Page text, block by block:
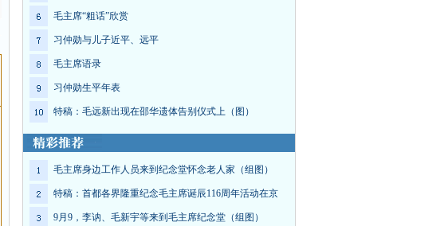
毛主席“粗话”欣赏
习仲勋与儿子近平、远平
毛主席语录
习仲勋生平年表
特稿：毛远新出现在邵华遗体告别仪式上（图）
毛主席身边工作人员来到纪念堂怀念老人家（组图）
特稿：首都各界隆重纪念毛主席诞辰116周年活动在京
9月9，李讷、毛新宇等来到毛主席纪念堂（组图）